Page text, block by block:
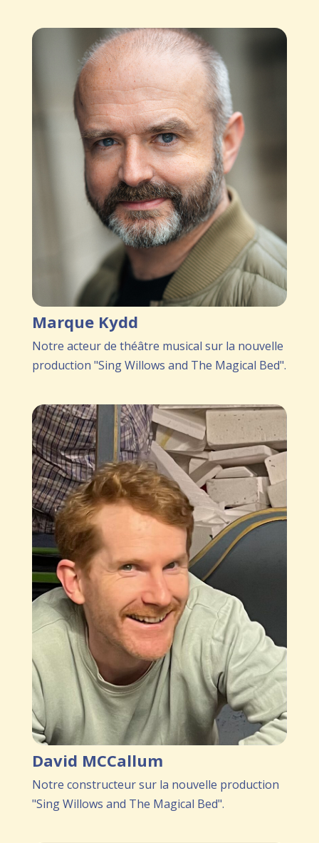
Marque Kydd
Notre acteur de théâtre musical sur la nouvelle
production "Sing Willows and The Magical Bed".
David MCCallum
Notre constructeur sur la nouvelle production
"Sing Willows and The Magical Bed".